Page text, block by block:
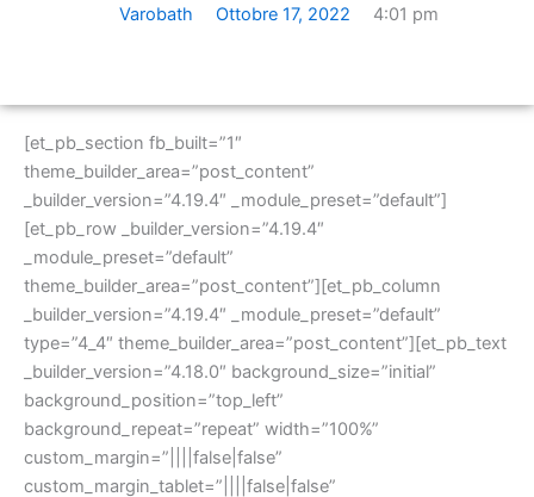
Varobath Ottobre 17, 2022 4:01 pm
[et_pb_section fb_built=”1″
theme_builder_area=”post_content”
_builder_version=”4.19.4″ _module_preset=”default”]
[et_pb_row _builder_version=”4.19.4″
_module_preset=”default”
theme_builder_area=”post_content”][et_pb_column
_builder_version=”4.19.4″ _module_preset=”default”
type=”4_4″ theme_builder_area=”post_content”][et_pb_text
_builder_version=”4.18.0″ background_size=”initial”
background_position=”top_left”
background_repeat=”repeat” width=”100%”
custom_margin=”||||false|false”
custom_margin_tablet=”||||false|false”